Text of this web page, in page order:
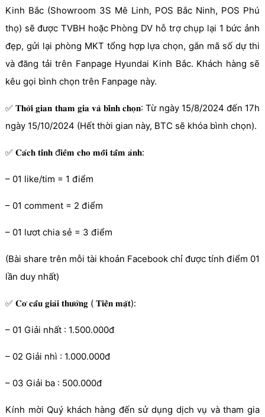
Kinh Bắc (Showroom 3S Mê Linh, POS Bắc Ninh, POS Phú
thọ) sẽ được TVBH hoặc Phòng DV hỗ trợ chụp lại 1 bức ảnh
đẹp, gửi lại phòng MKT tổng hợp lựa chọn, gắn mã số dự thi
và đăng tải trên Fanpage Hyundai Kinh Bắc. Khách hàng sẽ
kêu gọi bình chọn trên Fanpage này.
✅ 𝐓𝐡𝐨̛̀𝐢 𝐠𝐢𝐚𝐧 𝐭𝐡𝐚𝐦 𝐠𝐢𝐚 𝐯𝐚̀ 𝐛𝐢̀𝐧𝐡 𝐜𝐡𝐨̣𝐧: Từ ngày 15/8/2024 đến 17h
ngày 15/10/2024 (Hết thời gian này, BTC sẽ khóa bình chọn).
✅ 𝐂𝐚́𝐜𝐡 𝐭𝐢́𝐧𝐡 đ𝐢𝐞̂̉𝐦 𝐜𝐡𝐨 𝐦𝐨̂̃𝐢 𝐭𝐚̂́𝐦 𝐚̉𝐧𝐡:
– 01 like/tim = 1 điểm
– 01 comment = 2 điểm
– 01 lươt chia sẻ = 3 điểm
(Bài share trên mỗi tài khoản Facebook chỉ được tính điểm 01
lần duy nhất)
✅ 𝐂𝐨̛ 𝐜𝐚̂́𝐮 𝐠𝐢𝐚̉𝐢 𝐭𝐡𝐮̛𝐨̛̉𝐧𝐠 ( 𝐓𝐢𝐞̂̀𝐧 𝐦𝐚̣̆𝐭):
– 01 Giải nhất : 1.500.000đ
– 02 Giải nhì : 1.000.000đ
– 03 Giải ba : 500.000đ
Kính mời Quý khách hàng đến sử dụng dịch vụ và tham gia